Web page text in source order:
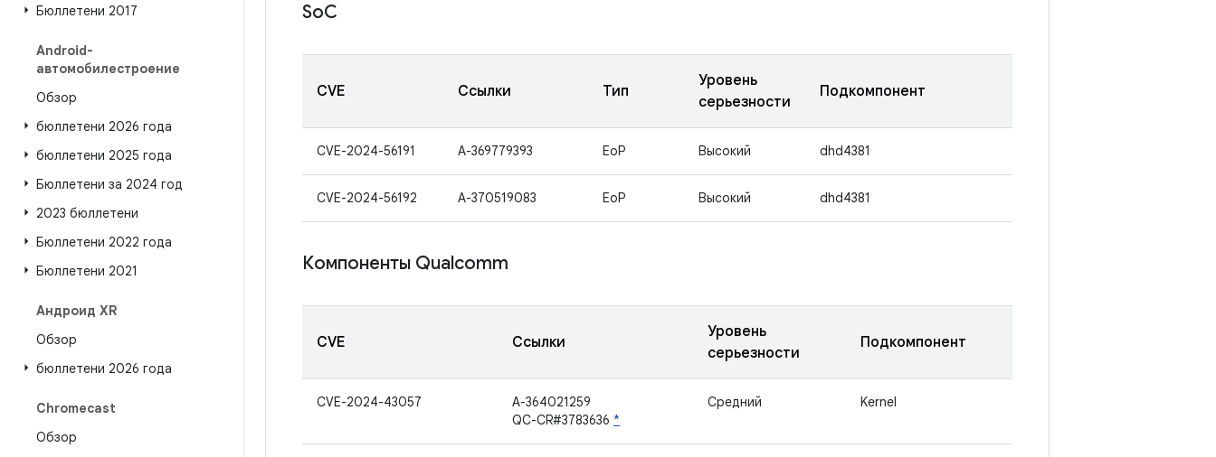
Бюллетени 2017
Android-
автомобилестроение
Обзор
бюллетени 2026 года
бюллетени 2025 года
Бюллетени за 2024 год
2023 бюллетени
Бюллетени 2022 года
Бюллетени 2021
Андроид XR
Обзор
бюллетени 2026 года
Chromecast
Обзор
SoC
CVE Ссылки Тип
Уровень
серьезности
Подкомпонент
CVE-2024-56191 A-369779393 EoP Высокий dhd4381
CVE-2024-56192 A-370519083 EoP Высокий dhd4381
Компоненты Qualcomm
CVE Ссылки
Уровень
серьезности
Подкомпонент
CVE-2024-43057
A-364021259
QC-CR#3783636 *
Средний Kernel